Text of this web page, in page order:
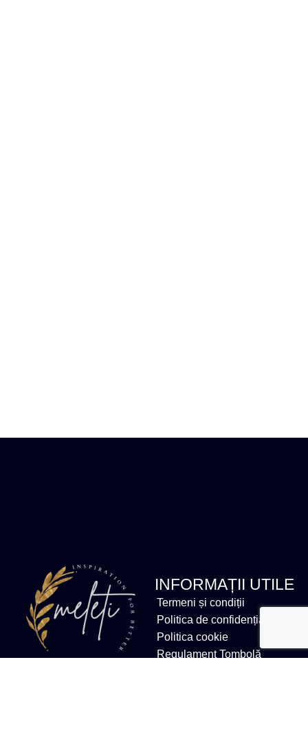
INFORMAȚII UTILE
Termeni și condiții
Politica de confidențialitate
Politica cookie
Regulament Tombolă